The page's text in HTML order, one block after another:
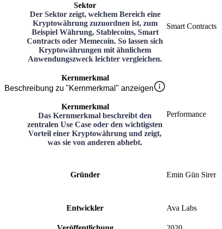
Sektor
Der Sektor zeigt, welchem Bereich eine
Kryptowährung zuzuordnen ist, zum
Beispiel Währung, Stablecoins, Smart
Contracts oder Memecoin. So lassen sich
Kryptowährungen mit ähnlichem
Anwendungszweck leichter vergleichen.
Smart Contracts
Kernmerkmal
Beschreibung zu "Kernmerkmal" anzeigen
Kernmerkmal
Das Kernmerkmal beschreibt den
zentralen Use Case oder den wichtigsten
Vorteil einer Kryptowährung und zeigt,
was sie von anderen abhebt.
Performance
Gründer Emin Gün Sirer
Entwickler Ava Labs